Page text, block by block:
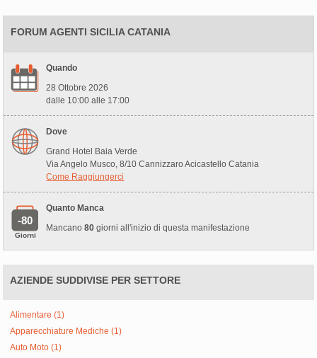
FORUM AGENTI SICILIA CATANIA
Quando
28 Ottobre 2026
dalle 10:00 alle 17:00
Dove
Grand Hotel Baia Verde
Via Angelo Musco, 8/10 Cannizzaro Acicastello Catania
Come Raggiungerci
-80
Giorni
Quanto Manca
Mancano80 giorni all'inizio di questa manifestazione
AZIENDE SUDDIVISE PER SETTORE
Alimentare (1)
Apparecchiature Mediche (1)
Auto Moto (1)